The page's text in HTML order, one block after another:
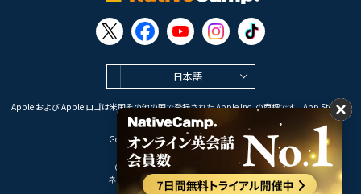
日本語
Apple および Apple ロゴは米国その他の国で登録された Apple Inc. の商標です。App Store は
Apple Inc. のサービスマークです。
Google Play は Google LLC の商標です。
Copyright © 2026 オンライン英会話
ネイティブキャンプ All Rights Reserved.